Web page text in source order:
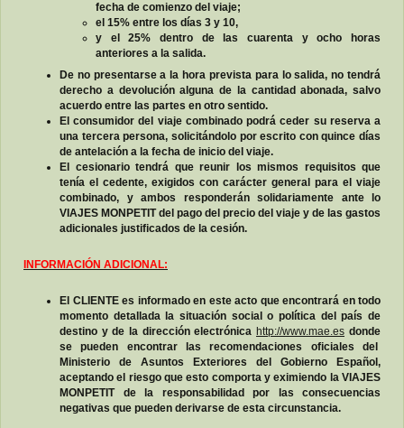
fecha de comienzo del viaje;
el 15% entre los días 3 y 10,
y el 25% dentro de las cuarenta y ocho horas
anteriores a la salida.
De no presentarse a la hora prevista para lo salida, no tendrá
derecho a devolución alguna de la cantidad abonada, salvo
acuerdo entre las partes en otro sentido.
El consumidor del viaje combinado podrá ceder su reserva a
una tercera persona, solicitándolo por escrito con quince días
de antelación a la fecha de inicio del viaje.
El cesionario tendrá que reunir los mismos requisitos que
tenía el cedente, exigidos con carácter general para el viaje
combinado, y ambos responderán solidariamente ante lo
VIAJES MONPETIT del pago del precio del viaje y de las gastos
adicionales justificados de la cesión.
INFORMACIÓN ADICIONAL:
El CLIENTE es informado en este acto que encontrará en todo
momento detallada la situación social o política del país de
destino y de la dirección electrónica http://www.mae.es donde
se pueden encontrar las recomendaciones oficiales del
Ministerio de Asuntos Exteriores del Gobierno Español,
aceptando el riesgo que esto comporta y eximiendo la VIAJES
MONPETIT de la responsabilidad por las consecuencias
negativas que pueden derivarse de esta circunstancia.